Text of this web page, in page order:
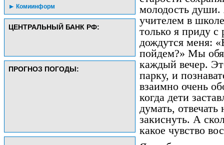
Комиинформ
ЦЕНТРАЛЬНЫЙ БАНК РФ:
ПРОГНОЗ ПОГОДЫ:
молодость души.
учителем в
только я приду
дождутся меня:
пойдем?» Мы
каждый вечер.
парку, и
взаимно очень
когда дети
думать,
закиснуть. А
какое чувство